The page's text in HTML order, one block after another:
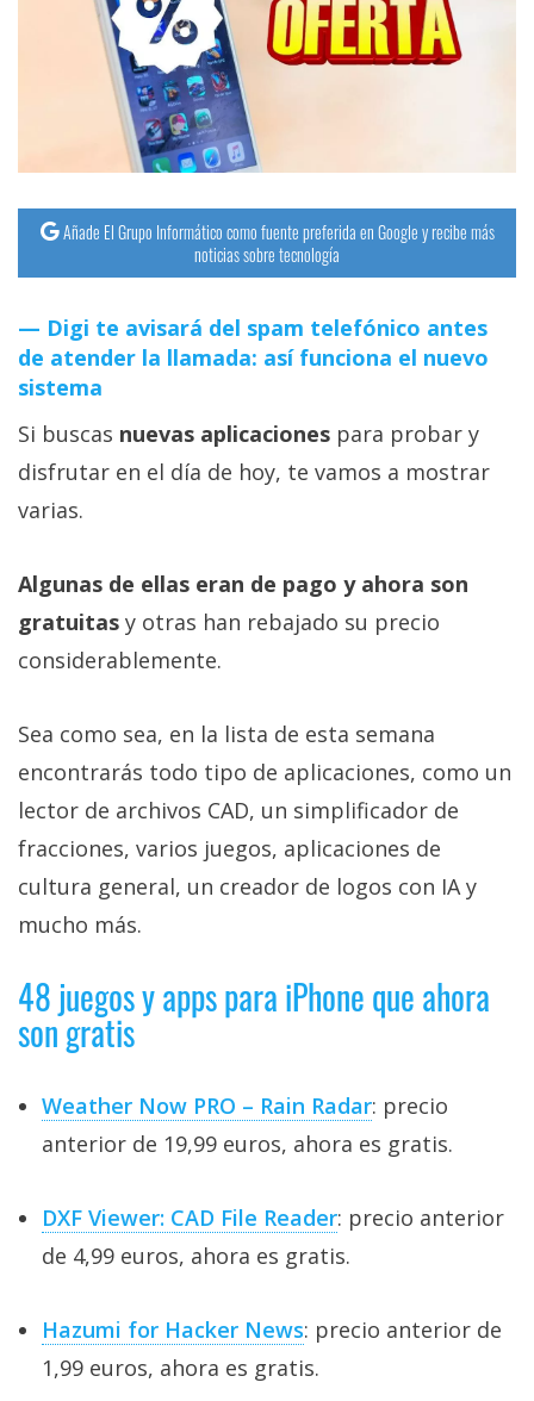
Añade El Grupo Informático como fuente preferida en Google y recibe más
noticias sobre tecnología
Digi te avisará del spam telefónico antes
de atender la llamada: así funciona el nuevo
sistema
Si buscas nuevas aplicaciones para probar y
disfrutar en el día de hoy, te vamos a mostrar
varias.
Algunas de ellas eran de pago y ahora son
gratuitas y otras han rebajado su precio
considerablemente.
Sea como sea, en la lista de esta semana
encontrarás todo tipo de aplicaciones, como un
lector de archivos CAD, un simplificador de
fracciones, varios juegos, aplicaciones de
cultura general, un creador de logos con IA y
mucho más.
48 juegos y apps para iPhone que ahora
son gratis
Weather Now PRO – Rain Radar: precio
anterior de 19,99 euros, ahora es gratis.
DXF Viewer: CAD File Reader: precio anterior
de 4,99 euros, ahora es gratis.
Hazumi for Hacker News: precio anterior de
1,99 euros, ahora es gratis.